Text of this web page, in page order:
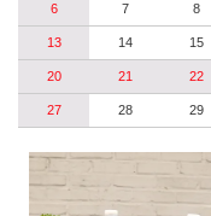
6 7 8
13 14 15
20 21 22
27 28 29